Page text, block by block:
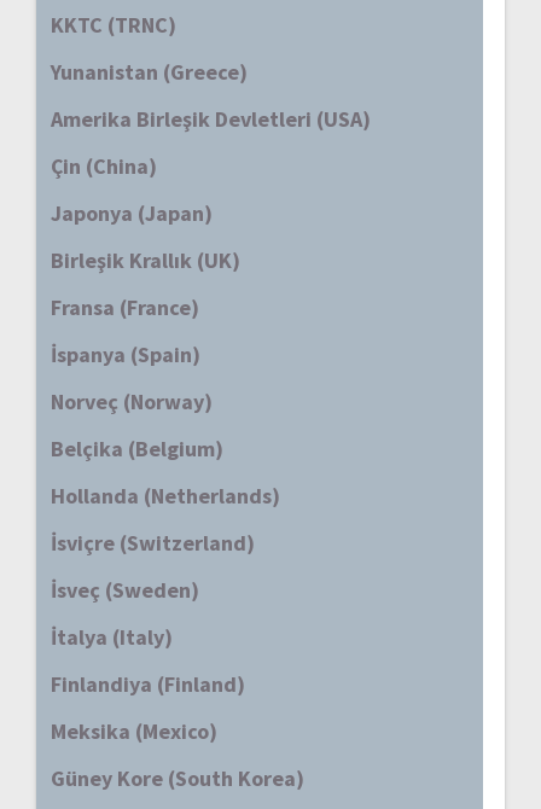
KKTC (TRNC)
Yunanistan (Greece)
Amerika Birleşik Devletleri (USA)
Çin (China)
Japonya (Japan)
Birleşik Krallık (UK)
Fransa (France)
İspanya (Spain)
Norveç (Norway)
Belçika (Belgium)
Hollanda (Netherlands)
İsviçre (Switzerland)
İsveç (Sweden)
İtalya (Italy)
Finlandiya (Finland)
Meksika (Mexico)
Güney Kore (South Korea)